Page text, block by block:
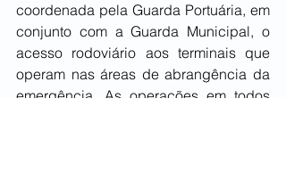
coordenada pela Guarda Portuária, em
conjunto com a Guarda Municipal, o
acesso rodoviário aos terminais que
operam nas áreas de abrangência da
emergência. As operações em todos